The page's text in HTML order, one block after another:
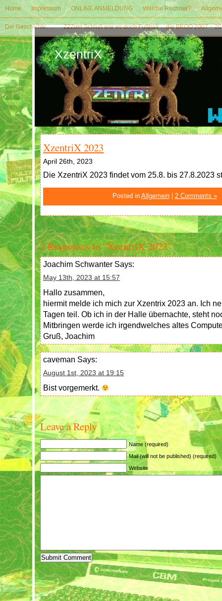
XzentriX
Home Impressum ONLINE ANMELDUNG Welche Rechner?
Die Geschichte…. ZZZum Schluß war es doch Fußball …die BKOO 2007 –
XzentriX 2023
April 26th, 2023
Die XzentriX 2023 findet vom 25.8. bis 27.8.2023
Posted in Allgemein| 2 Comments »
2 Responses to “XzentriX 2023”
Joachim Schwanter Says:
May 13th, 2023 at 15:57
Hallo zusammen,
hiermit melde ich mich zur Xzentrix 2023 an. Ich
Tagen teil. Ob ich in der Halle übernachte, steht
Mitbringen werde ich irgendwelches altes
Gruß, Joachim
caveman Says:
August 1st, 2023 at 19:15
Bist vorgemerkt.
Leave a Reply
Name (required)
Mail (will not be published) (required)
Website